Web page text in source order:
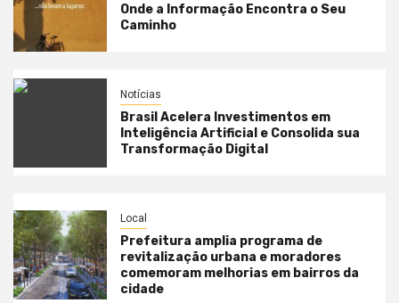
Onde a Informação Encontra o Seu
Caminho
Notícias
Brasil Acelera Investimentos em
Inteligência Artificial e Consolida sua
Transformação Digital
Local
Prefeitura amplia programa de
revitalização urbana e moradores
comemoram melhorias em bairros da
cidade